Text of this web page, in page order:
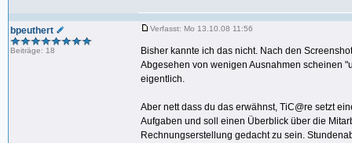
bpeuthert
Beiträge: 18
Verfasst: Mo 13.10.08 11:56
Bisher kannte ich das nicht. Nach den
Abgesehen von wenigen Ausnahmen scheinen
eigentlich.
Aber nett dass du das erwähnst, TiC@re setzt
Aufgaben und soll einen Überblick über die
Rechnungserstellung gedacht zu sein.